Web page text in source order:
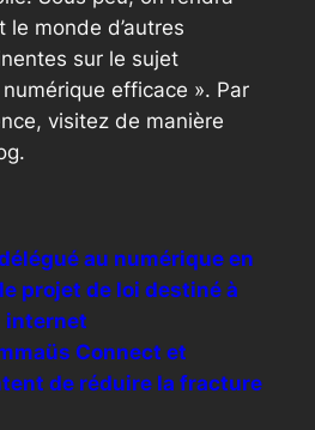
monde d’autres
sur le sujet
efficace ». Par
visitez de manière
au numérique en
projet de loi destiné à
internet
Connect et
de réduire la fracture